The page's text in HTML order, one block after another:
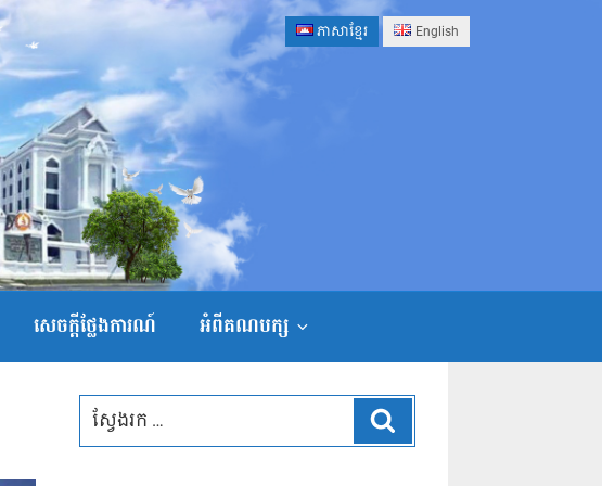
ភាសាខ្មែរ English
សេចក្ដីថ្លែងការណ៍ អំពីគណបក្ស